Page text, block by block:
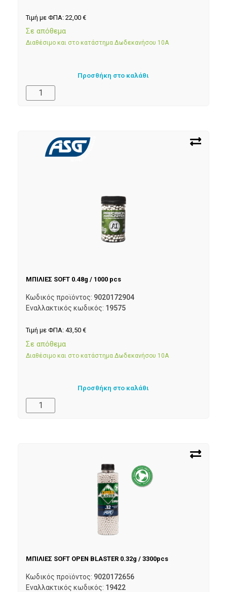
Τιμή με ΦΠΑ: 22,00 €
Σε απόθεμα
Διαθέσιμο και στο κατάστημα Δωδεκανήσου 10Α
Προσθήκη στο καλάθι
ΜΠΙΛΙΕΣ SOFT 0.48g / 1000 pcs
Κωδικός προϊόντος: 9020172904
Εναλλακτικός κωδικός: 19575
Τιμή με ΦΠΑ: 43,50 €
Σε απόθεμα
Διαθέσιμο και στο κατάστημα Δωδεκανήσου 10Α
Προσθήκη στο καλάθι
ΜΠΙΛΙΕΣ SOFT OPEN BLASTER 0.32g / 3300pcs
Κωδικός προϊόντος: 9020172656
Εναλλακτικός κωδικός: 19422